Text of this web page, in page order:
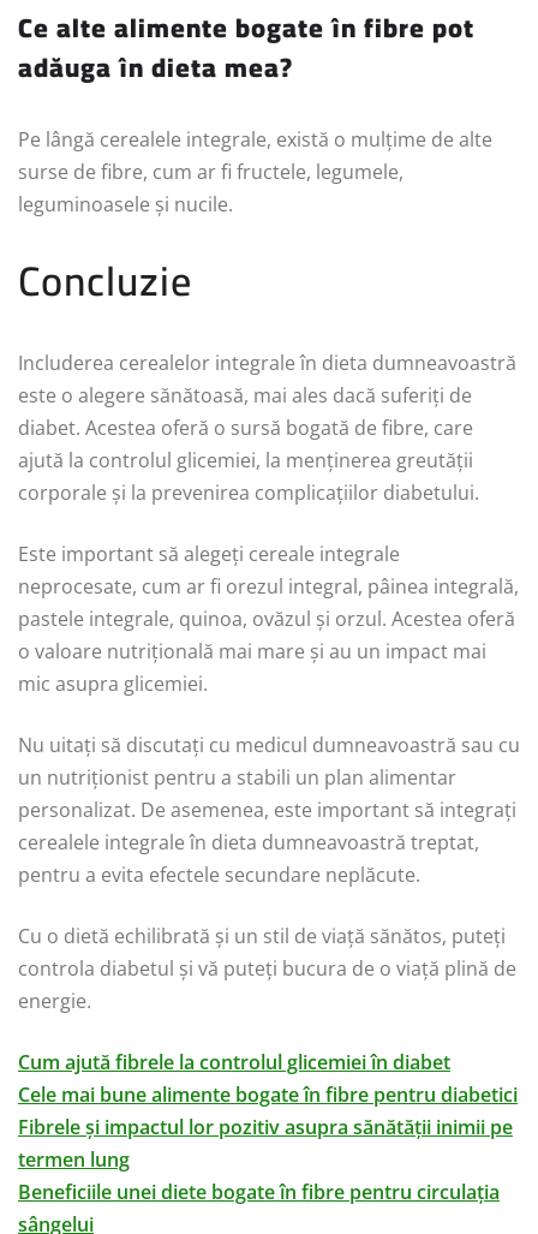
Ce alte alimente bogate în fibre pot
adăuga în dieta mea?
Pe lângă cerealele integrale, există o mulțime de alte
surse de fibre, cum ar fi fructele, legumele,
leguminoasele și nucile.
Concluzie
Includerea cerealelor integrale în dieta dumneavoastră
este o alegere sănătoasă, mai ales dacă suferiți de
diabet. Acestea oferă o sursă bogată de fibre, care
ajută la controlul glicemiei, la menținerea greutății
corporale și la prevenirea complicațiilor diabetului.
Este important să alegeți cereale integrale
neprocesate, cum ar fi orezul integral, pâinea integrală,
pastele integrale, quinoa, ovăzul și orzul. Acestea oferă
o valoare nutrițională mai mare și au un impact mai
mic asupra glicemiei.
Nu uitați să discutați cu medicul dumneavoastră sau cu
un nutriționist pentru a stabili un plan alimentar
personalizat. De asemenea, este important să integrați
cerealele integrale în dieta dumneavoastră treptat,
pentru a evita efectele secundare neplăcute.
Cu o dietă echilibrată și un stil de viață sănătos, puteți
controla diabetul și vă puteți bucura de o viață plină de
energie.
Cum ajută fibrele la controlul glicemiei în diabet
Cele mai bune alimente bogate în fibre pentru diabetici
Fibrele și impactul lor pozitiv asupra sănătății inimii pe
termen lung
Beneficiile unei diete bogate în fibre pentru circulația
sângelui